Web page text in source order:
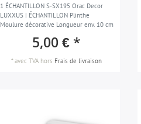
1 ÉCHANTILLON S-SX195 Orac Decor
LUXXUS | ÉCHANTILLON Plinthe
Moulure décorative Longueur env. 10 cm
5,00 € *
*avec TVA hors Frais de livraison